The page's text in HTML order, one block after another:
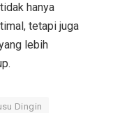
hanya
tetapi juga
lebih
Dingin